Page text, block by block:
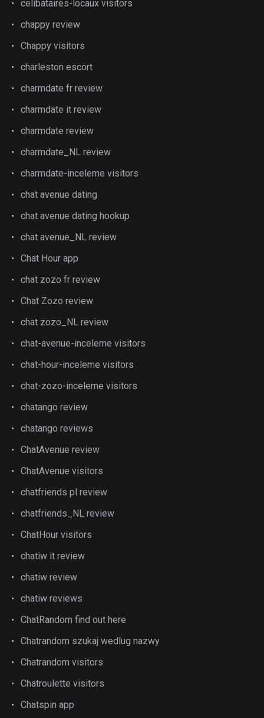
celibataires-locaux visitors
chappy review
Chappy visitors
charleston escort
charmdate fr review
charmdate it review
charmdate review
charmdate_NL review
charmdate-inceleme visitors
chat avenue dating
chat avenue dating hookup
chat avenue_NL review
Chat Hour app
chat zozo fr review
Chat Zozo review
chat zozo_NL review
chat-avenue-inceleme visitors
chat-hour-inceleme visitors
chat-zozo-inceleme visitors
chatango review
chatango reviews
ChatAvenue review
ChatAvenue visitors
chatfriends pl review
chatfriends_NL review
ChatHour visitors
chatiw it review
chatiw review
chatiw reviews
ChatRandom find out here
Chatrandom szukaj wedlug nazwy
Chatrandom visitors
Chatroulette visitors
Chatspin app